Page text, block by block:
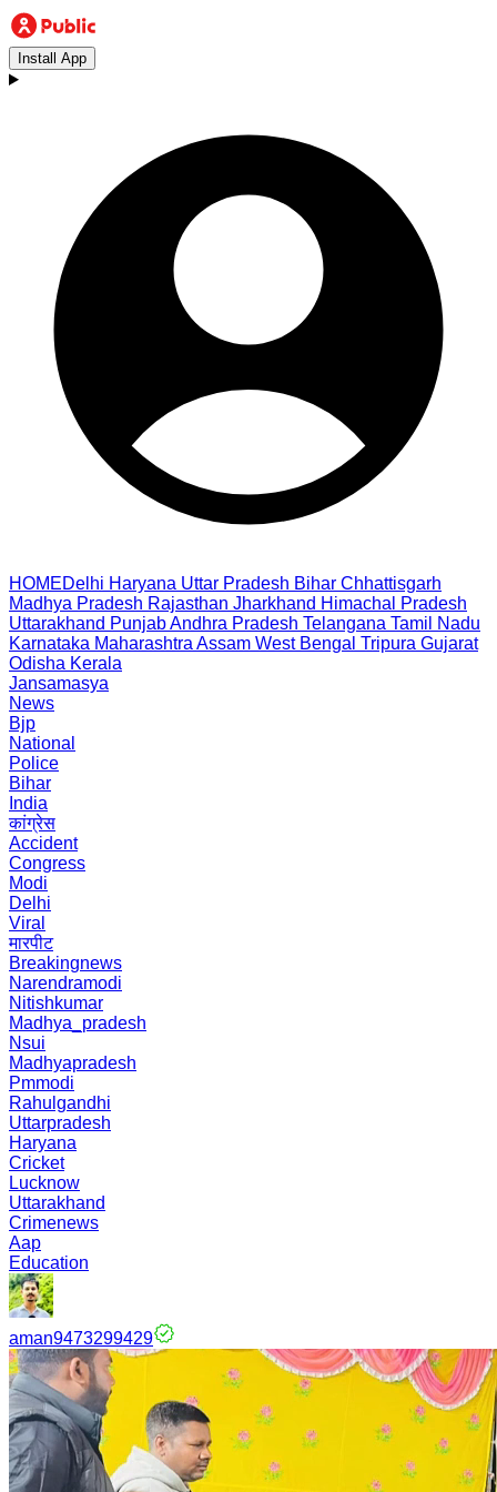
Install App
HOMEDelhi Haryana Uttar Pradesh Bihar Chhattisgarh
Madhya Pradesh Rajasthan Jharkhand Himachal Pradesh
Uttarakhand PunjabAndhra Pradesh Telangana Tamil Nadu
Karnataka Maharashtra Assam West Bengal Tripura Gujarat
Odisha Kerala
Jansamasya
News
Bjp
National
Police
Bihar
India
कांग्रेस
Accident
Congress
Modi
Delhi
Viral
मारपीट
Breakingnews
Narendramodi
Nitishkumar
Madhya_pradesh
Nsui
Madhyapradesh
Pmmodi
Rahulgandhi
Uttarpradesh
Haryana
Cricket
Lucknow
Uttarakhand
Crimenews
Aap
Education
aman9473299429